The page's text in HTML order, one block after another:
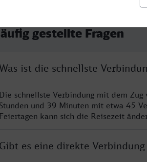
gestellte Fragen
Was ist die schnellste
Die schnellste Verbindung mit dem
und 39 Minuten mit etwa 45
Feiertagen kann sich die Reisezeit
Gibt es eine direkte